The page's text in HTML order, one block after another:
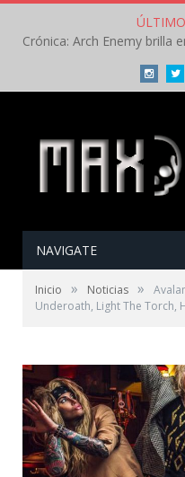
NAVIGATE
Inicio » Noticias »
Underoath, Light The Torch,